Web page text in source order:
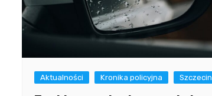
Aktualności Kronika policyjna Szczecin